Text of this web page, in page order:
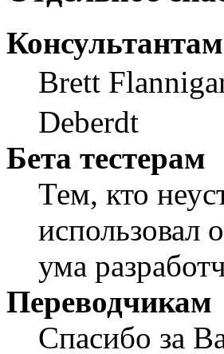
Консультантам
Brett
Deberdt
Бета тестерам
Тем, кто
использовал
ума
Переводчикам
Спасибо за